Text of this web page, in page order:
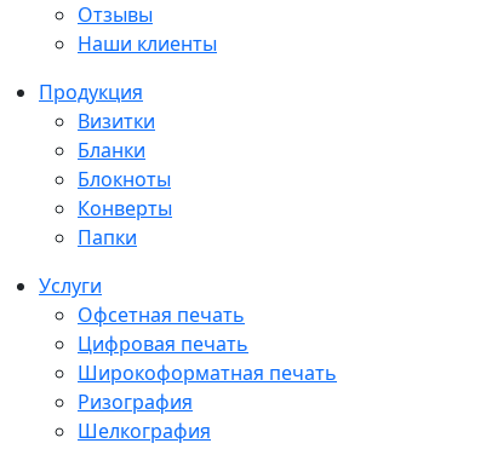
Отзывы
Наши клиенты
Продукция
Визитки
Бланки
Блокноты
Конверты
Папки
Услуги
Офсетная печать
Цифровая печать
Широкоформатная печать
Ризография
Шелкография